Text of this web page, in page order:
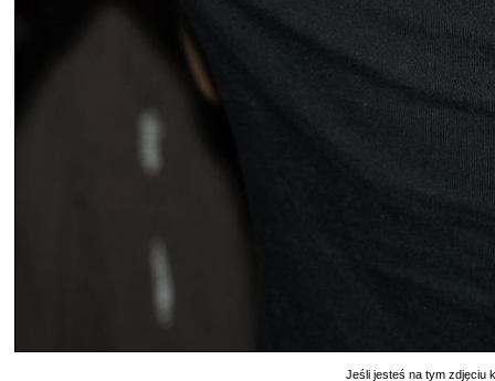
Jeśli jesteś na tym zdjęciu